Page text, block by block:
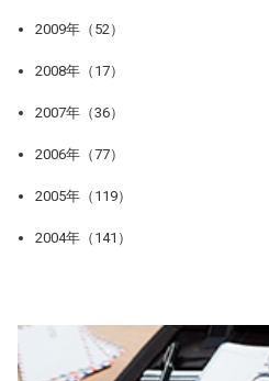
2009年（52）
2008年（17）
2007年（36）
2006年（77）
2005年（119）
2004年（141）